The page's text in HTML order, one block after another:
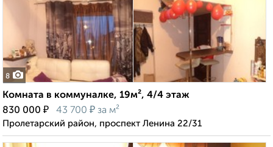
8
Комната в коммуналке, 19м², 4/4 этаж
830 000 ₽ 43 700 ₽ за м²
Пролетарский район, проспект Ленина 22/31